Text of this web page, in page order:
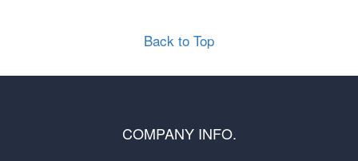
Back to Top
COMPANY INFO.